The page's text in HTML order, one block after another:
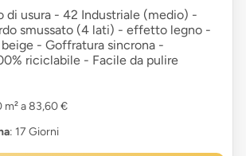
di usura - 42 Industriale (medio) -
smussato (4 lati) - effetto legno -
- Goffratura sincrona -
riciclabile - Facile da pulire
m² a 83,60 €
: 17 Giorni